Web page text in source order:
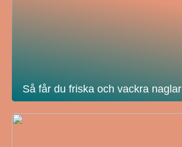
Så får du friska och vackra naglar